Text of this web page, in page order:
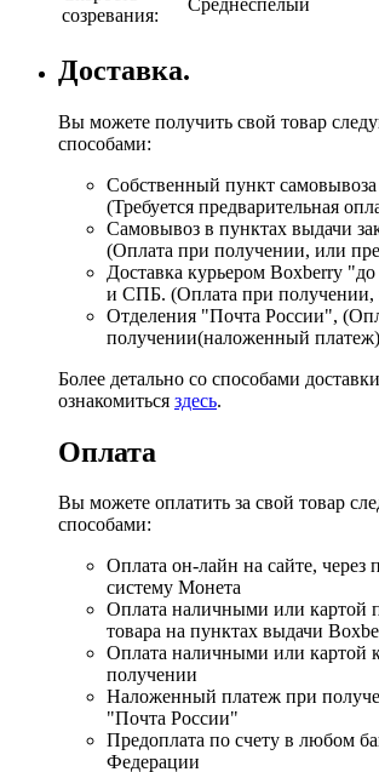
созревания:
Доставка.
Вы можете получить свой товар
способами:
Собственный пункт
(Требуется предварительная
Самовывоз в пунктах выдачи
(Оплата при получении, или
Доставка курьером Boxberry
и СПБ. (Оплата при получении,
Отделения "Почта России",
получении(наложенный
Более детально со способами
ознакомиться здесь.
Оплата
Вы можете оплатить за свой товар
способами:
Оплата он-лайн на сайте, через
систему Монета
Оплата наличными или картой
товара на пунктах выдачи
Оплата наличными или картой
получении
Наложенный платеж при
"Почта России"
Предоплата по счету в любом
Федерации